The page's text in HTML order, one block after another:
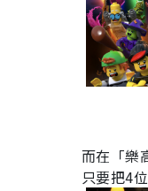
而在「樂
只要把4